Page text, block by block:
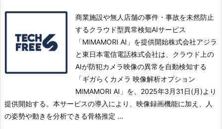
商業施設や無人店舗の事件・事故を未然防止
するクラウド型異常検知AIサービス
「MIMAMORI AI」を提供開始株式会社アジラ
と東日本電信電話株式会社は、クラウド上の
AIが防犯カメラ映像の異常を自動検知する
「ギガらくカメラ 映像解析オプション
MIMAMORI AI」を、2025年3月31日(月)より
提供開始する。 本サービスの導入により、映像録画機能に加え、人
の姿勢や動きを分析できる骨格推定 ...